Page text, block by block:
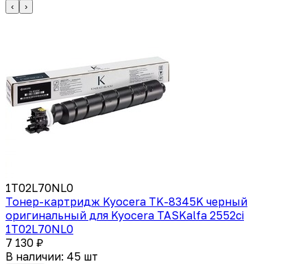
‹ ›
1T02L70NL0
Тонер-картридж Kyocera TK-8345K черный
оригинальный для Kyocera TASKalfa 2552ci
1T02L70NL0
7 130 ₽
В наличии: 45 шт